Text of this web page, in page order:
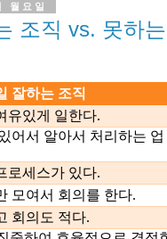
월요일
조직 vs. 못하
잘하는 조직
유있게 일한다.
어서 알아서 처리하는 업
로세스가 있다.
모여서 회의를 한다.
회의도 적다.